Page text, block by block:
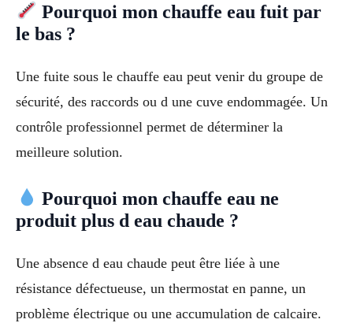
Pourquoi mon chauffe eau fuit par
le bas ?
Une fuite sous le chauffe eau peut venir du groupe de
sécurité, des raccords ou d une cuve endommagée. Un
contrôle professionnel permet de déterminer la
meilleure solution.
Pourquoi mon chauffe eau ne
produit plus d eau chaude ?
Une absence d eau chaude peut être liée à une
résistance défectueuse, un thermostat en panne, un
problème électrique ou une accumulation de calcaire.